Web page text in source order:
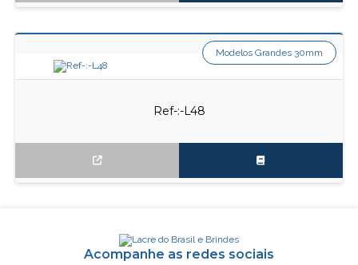
Ref-:-L48
Modelos Grandes 30mm
Acompanhe as redes sociais